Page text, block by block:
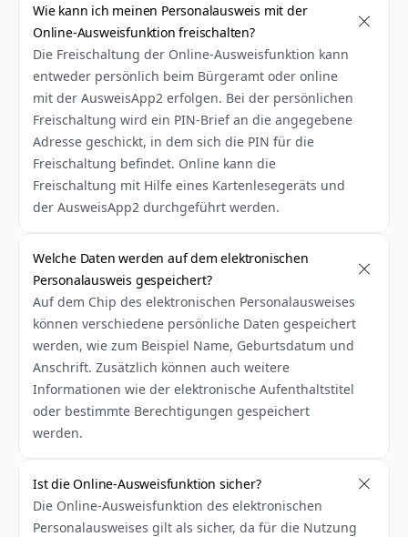
Wie kann ich meinen Personalausweis mit der
Online-Ausweisfunktion freischalten?
Die Freischaltung der Online-Ausweisfunktion kann
entweder persönlich beim Bürgeramt oder online
mit der AusweisApp2 erfolgen. Bei der persönlichen
Freischaltung wird ein PIN-Brief an die angegebene
Adresse geschickt, in dem sich die PIN für die
Freischaltung befindet. Online kann die
Freischaltung mit Hilfe eines Kartenlesegeräts und
der AusweisApp2 durchgeführt werden.
Welche Daten werden auf dem elektronischen
Personalausweis gespeichert?
Auf dem Chip des elektronischen Personalausweises
können verschiedene persönliche Daten gespeichert
werden, wie zum Beispiel Name, Geburtsdatum und
Anschrift. Zusätzlich können auch weitere
Informationen wie der elektronische Aufenthaltstitel
oder bestimmte Berechtigungen gespeichert
werden.
Ist die Online-Ausweisfunktion sicher?
Die Online-Ausweisfunktion des elektronischen
Personalausweises gilt als sicher, da für die Nutzung